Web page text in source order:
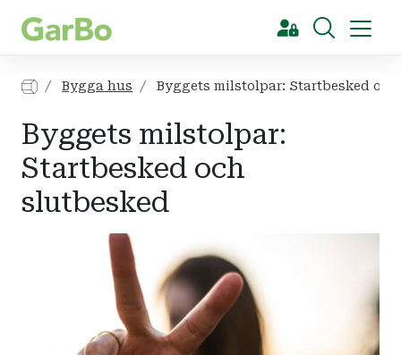
[Sök]
Bygga hus Byggets milstolpar: Startbesked
Byggets milstolpar:
Startbesked och
slutbesked